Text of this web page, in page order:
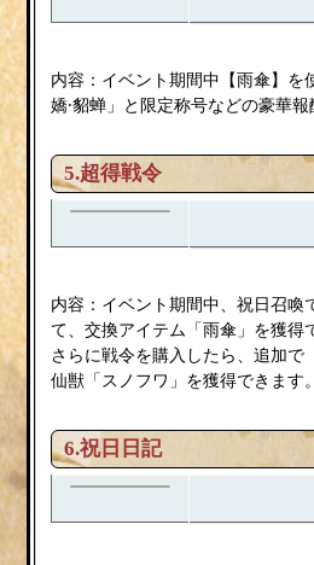
内容：イベント期間中【雨傘】を
嬌·貂蝉」と限定称号などの豪華報
5.超得戦令
内容：イベント期間中、祝日召喚
て、交換アイテム「雨傘」を獲得
さらに戦令を購入したら、追加で
仙獣「スノフワ」を獲得できます。
6.祝日日記